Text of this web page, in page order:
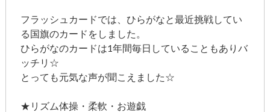
フラッシュカードでは、ひらがなと最近挑戦してい
る国旗のカードをしました。
ひらがなのカードは1年間毎日していることもありバ
ッチリ☆
とっても元気な声が聞こえました☆
★リズム体操・柔軟・お遊戯